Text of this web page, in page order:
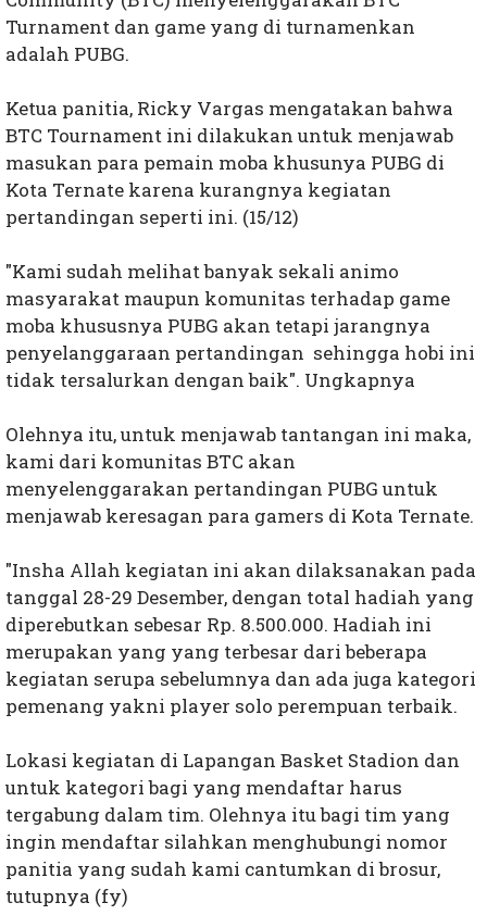
Turnament dan game yang di turnamenkan
adalah PUBG.
Ketua panitia, Ricky Vargas mengatakan bahwa
BTC Tournament ini dilakukan untuk menjawab
masukan para pemain moba khusunya PUBG di
Kota Ternate karena kurangnya kegiatan
pertandingan seperti ini. (15/12)
"Kami sudah melihat banyak sekali animo
masyarakat maupun komunitas terhadap game
moba khususnya PUBG akan tetapi jarangnya
penyelanggaraan pertandingan sehingga hobi ini
tidak tersalurkan dengan baik". Ungkapnya
Olehnya itu, untuk menjawab tantangan ini maka,
kami dari komunitas BTC akan
menyelenggarakan pertandingan PUBG untuk
menjawab keresagan para gamers di Kota Ternate.
"Insha Allah kegiatan ini akan dilaksanakan pada
tanggal 28-29 Desember, dengan total hadiah yang
diperebutkan sebesar Rp. 8.500.000. Hadiah ini
merupakan yang yang terbesar dari beberapa
kegiatan serupa sebelumnya dan ada juga kategori
pemenang yakni player solo perempuan terbaik.
Lokasi kegiatan di Lapangan Basket Stadion dan
untuk kategori bagi yang mendaftar harus
tergabung dalam tim. Olehnya itu bagi tim yang
ingin mendaftar silahkan menghubungi nomor
panitia yang sudah kami cantumkan di brosur,
tutupnya (fy)